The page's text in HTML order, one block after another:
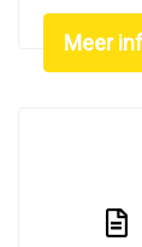
Meer